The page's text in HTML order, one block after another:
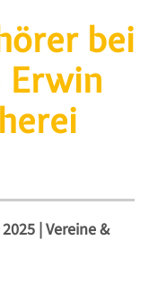
bei
Erwin
| Vereine &